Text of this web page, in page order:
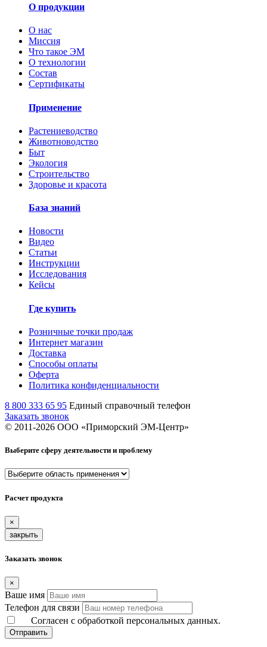
О продукции
О нас
Миссия
Что такое ЭМ
О технологии
Состав
Сертификаты
Применение
Растениеводство
Животноводство
Быт
Экология
Строительство
Здоровье и красота
База знаний
Новости
Видео
Статьи
Инструкции
Исследования
Кейсы
Где купить
Розничные точки продаж
Интернет магазин
Доставка
Способы оплаты
Оферта
Политика конфиденциальности
8 800 333 65 95 Единый справочный телефон
Заказать звонок
© 2011-2026 ООО «Приморский ЭМ-Центр»
Выберите сферу деятельности и проблему
Расчет продукта
×
закрыть
Заказать звонок
×
Ваше имя
Телефон для связи
Согласен с обработкой персональных данных.
Отправить